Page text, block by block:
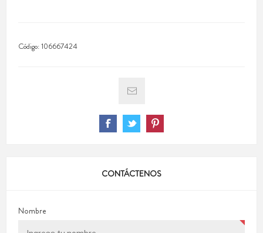
Código:106667424
CONTÁCTENOS
Nombre